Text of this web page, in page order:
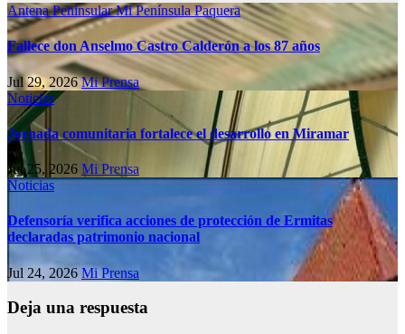
Antena PeninsularMi PenínsulaPaquera
Fallece don Anselmo Castro Calderón a los 87 años
Jul 29, 2026Mi Prensa
Noticias
Jornada comunitaria fortalece el desarrollo en Miramar
Jul 25, 2026 Mi Prensa
Noticias
Defensoría verifica acciones de protección de Ermitas
declaradas patrimonio nacional
Jul 24, 2026Mi Prensa
Deja una respuesta